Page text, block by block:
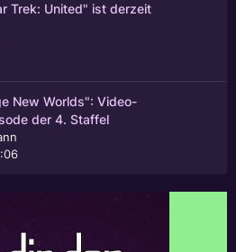
Trek: United" ist derzeit
New Worlds": Video-
der 4. Staffel